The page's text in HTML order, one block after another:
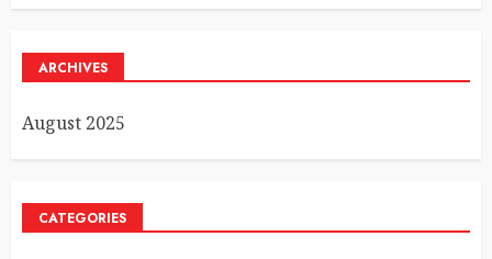
ARCHIVES
August 2025
CATEGORIES